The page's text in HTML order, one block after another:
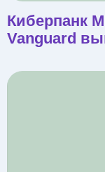
Киберпанк
Vanguard